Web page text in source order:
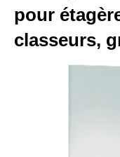
pour
classeurs,